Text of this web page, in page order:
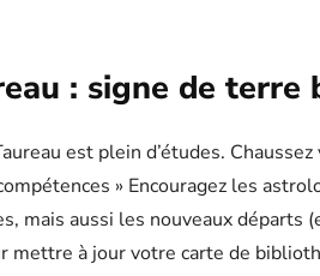
: signe de terre
est plein d’études.
» Encouragez les
mais aussi les nouveaux
mettre à jour votre carte de